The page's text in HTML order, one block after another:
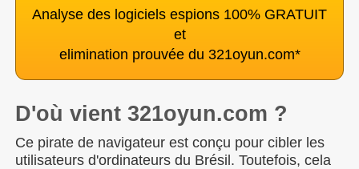
Analyse des logiciels espions 100% GRATUIT
et
elimination prouvée du 321oyun.com*
D'où vient 321oyun.com ?
Ce pirate de navigateur est conçu pour cibler les
utilisateurs d'ordinateurs du Brésil. Toutefois, cela